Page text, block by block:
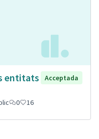
entitats
Acceptada
0 16